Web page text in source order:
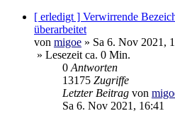
[ erledigt ] Verwirrende
überarbeitet
von migoe » Sa 6. Nov 2021,
» Lesezeit ca. 0 Min.
0Antworten
13175 Zugriffe
Letzter Beitrag von
Sa 6. Nov 2021, 16:41